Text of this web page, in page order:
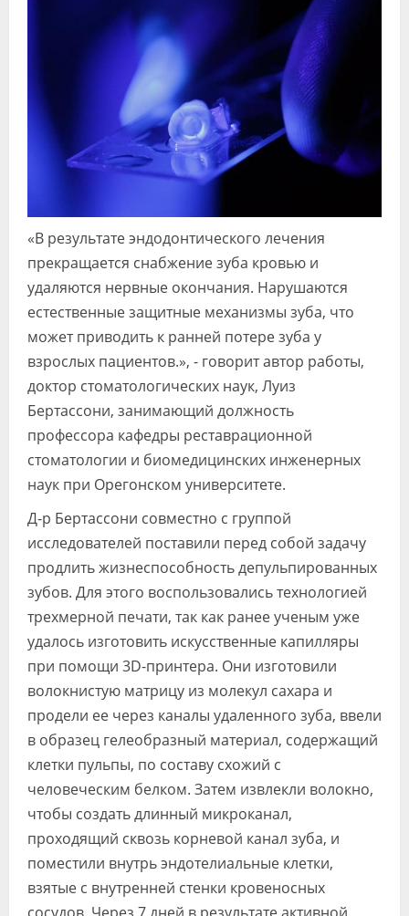
«В результате эндодонтического лечения
прекращается снабжение зуба кровью и
удаляются нервные окончания. Нарушаются
естественные защитные механизмы зуба, что
может приводить к ранней потере зуба у
взрослых пациентов.», - говорит автор работы,
доктор стоматологических наук, Луиз
Бертассони, занимающий должность
профессора кафедры реставрационной
стоматологии и биомедицинских инженерных
наук при Орегонском университете.
Д-р Бертассони совместно с группой
исследователей поставили перед собой задачу
продлить жизнеспособность депульпированных
зубов. Для этого воспользовались технологией
трехмерной печати, так как ранее ученым уже
удалось изготовить искусственные капилляры
при помощи 3D-принтера. Они изготовили
волокнистую матрицу из молекул сахара и
продели ее через каналы удаленного зуба, ввели
в образец гелеобразный материал, содержащий
клетки пульпы, по составу схожий с
человеческим белком. Затем извлекли волокно,
чтобы создать длинный микроканал,
проходящий сквозь корневой канал зуба, и
поместили внутрь эндотелиальные клетки,
взятые с внутренней стенки кровеносных